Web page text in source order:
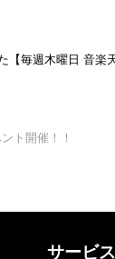
【毎週木曜日 音楽
ト開催！！
サービス